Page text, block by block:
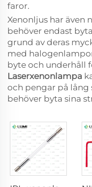
faror.
Xenonljus har även
behöver endast
grund av deras
med
byte och underhåll
Laserxenonlampa
och pengar på
behöver byta sina